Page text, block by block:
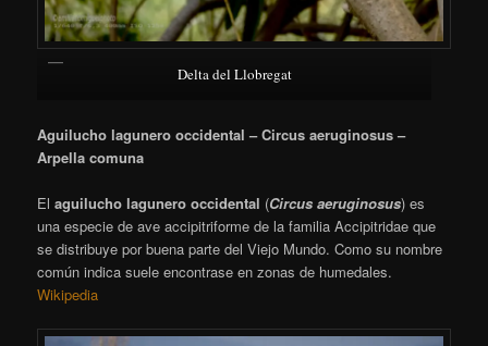
Delta del Llobregat
Aguilucho lagunero occidental – Circus aeruginosus –
Arpella comuna
Elaguilucho lagunero occidental (Circus aeruginosus) es
una especie de ave accipitriforme de la familia Accipitridae que
se distribuye por buena parte del Viejo Mundo. Como su nombre
común indica suele encontrase en zonas de humedales.
Wikipedia